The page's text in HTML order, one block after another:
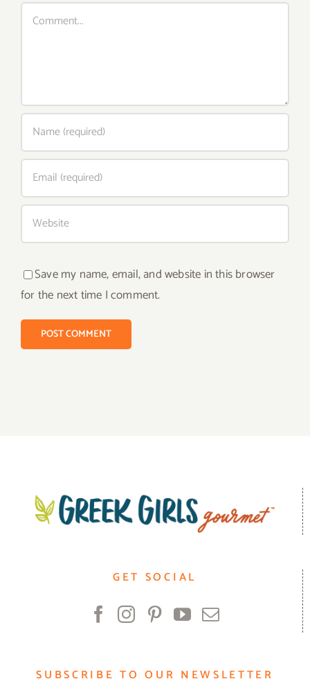
Comment
Save my name, email, and website in this browser
for the next time I comment.
GET SOCIAL
SUBSCRIBE TO OUR NEWSLETTER